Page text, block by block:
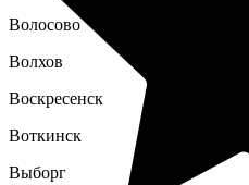
Волосово
Волхов
Воскресенск
Воткинск
Выборг